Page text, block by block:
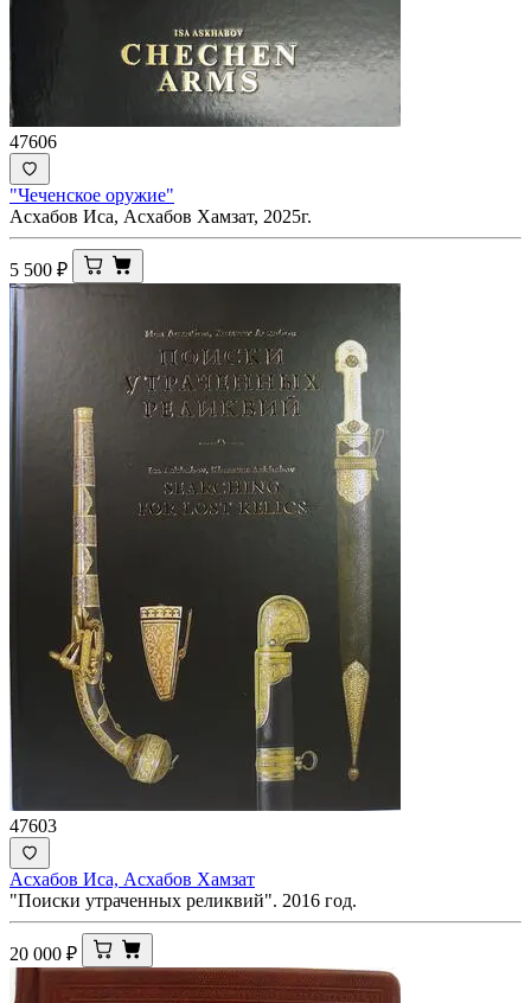
47606
"Чеченское оружие"
Асхабов Иса, Асхабов Хамзат, 2025г.
5 500 ₽
47603
Асхабов Иса, Асхабов Хамзат
"Поиски утраченных реликвий". 2016 год.
20 000 ₽